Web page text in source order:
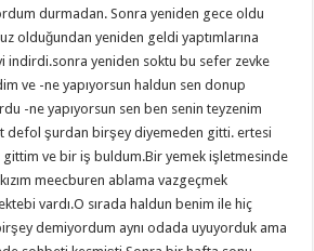
durmadan. Sonra yeniden gece oldu
olduğundan yeniden geldi yaptımlarına
indirdi.sonra yeniden soktu bu sefer zevke
ve -ne yapıyorsun haldun sen donup
-ne yapıyorsun sen ben senin teyzenim
defol şurdan birşey diyemeden gitti. ertesi
ve bir iş buldum.Bir yemek işletmesinde
meecburen ablama vazgeçmek
vardı.O sırada haldun benim ile hiç
demiyordum aynı odada uyuyorduk ama